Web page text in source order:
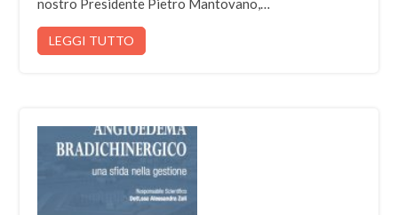
nostro Presidente Pietro Mantovano,…
LEGGI TUTTO